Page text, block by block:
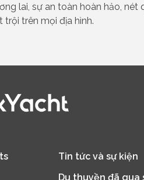
lai, sự an toàn hoàn hảo, nét
trội trên mọi địa hình.
Tin tức và sự kiện
Du thuyền đã qua